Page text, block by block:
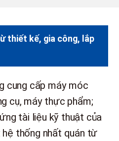
thiết kế, gia công, lắp
cung cấp máy móc
cụ, máy thực phẩm;
tài liệu kỹ thuật của
thống nhất quán từ